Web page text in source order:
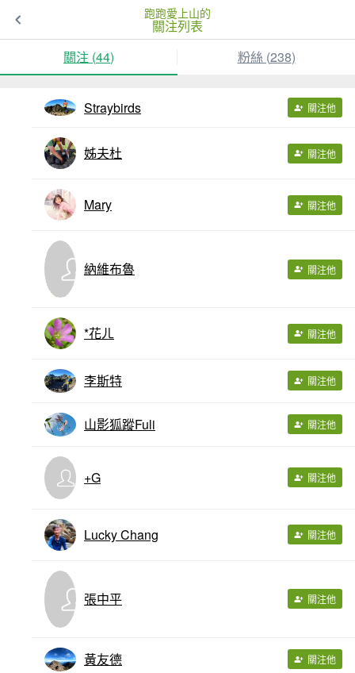
跑跑愛上山的
關注列表
關注 (44) 粉絲 (238)
Straybirds 關注他
姊夫杜 關注他
Mary 關注他
納維布魯 關注他
*花ㄦ 關注他
李斯特 關注他
山影狐蹤Fuli 關注他
+G 關注他
Lucky Chang 關注他
張中平 關注他
黃友德 關注他